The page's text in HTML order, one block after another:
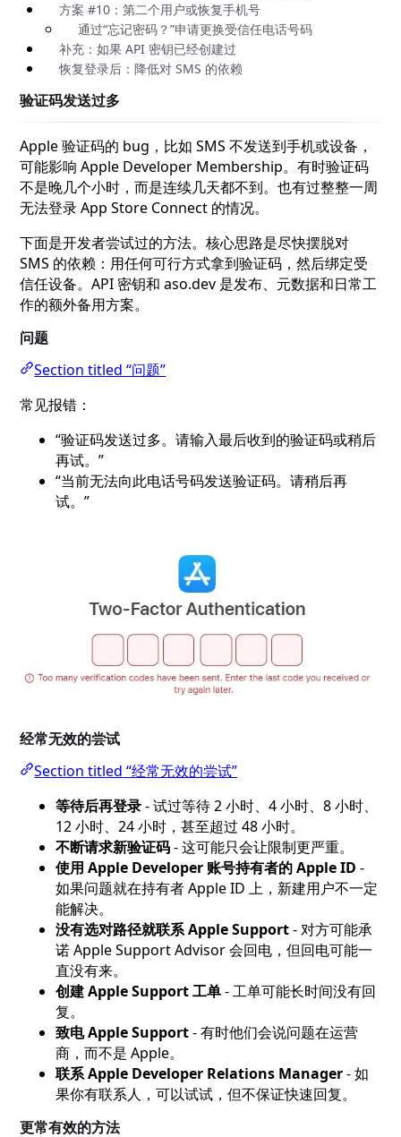
方案 #10：第二个用户或恢复手机号
通过“忘记密码？”申请更换受信任电话号码
补充：如果 API 密钥已经创建过
恢复登录后：降低对 SMS 的依赖
验证码发送过多
Apple 验证码的 bug，比如 SMS 不发送到手机或设备，
可能影响 Apple Developer Membership。有时验证码
不是晚几个小时，而是连续几天都不到。也有过整整一周
无法登录 App Store Connect 的情况。
下面是开发者尝试过的方法。核心思路是尽快摆脱对
SMS 的依赖：用任何可行方式拿到验证码，然后绑定受
信任设备。API 密钥和 aso.dev 是发布、元数据和日常工
作的额外备用方案。
问题
Section titled “问题”
常见报错：
“验证码发送过多。请输入最后收到的验证码或稍后
再试。”
“当前无法向此电话号码发送验证码。请稍后再
试。”
经常无效的尝试
Section titled “经常无效的尝试”
等待后再登录- 试过等待 2 小时、4 小时、8 小时、
12 小时、24 小时，甚至超过 48 小时。
不断请求新验证码- 这可能只会让限制更严重。
使用 Apple Developer 账号持有者的 Apple ID -
如果问题就在持有者 Apple ID 上，新建用户不一定
能解决。
没有选对路径就联系 Apple Support- 对方可能承
诺 Apple Support Advisor 会回电，但回电可能一
直没有来。
创建 Apple Support 工单- 工单可能长时间没有回
复。
致电 Apple Support- 有时他们会说问题在运营
商，而不是 Apple。
联系 Apple Developer Relations Manager- 如
果你有联系人，可以试试，但不保证快速回复。
更常有效的方法